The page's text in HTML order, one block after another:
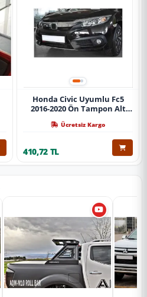
Honda Civic Uyumlu Fc5
2016-2020 Ön Tampon Alt
Ücretsiz Kargo
410,72 TL